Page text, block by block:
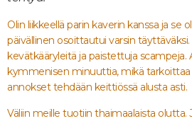
Olin liikkeellä parin kaverin kanssa ja se
päivällinen osoittautui varsin
kevätkääryleitä ja paistettuja
kymmenisen minuuttia, mikä tarkoittaa
annokset tehdään keittiössä alusta asti.
Väliin meille tuotiin thaimaalaista olutta.